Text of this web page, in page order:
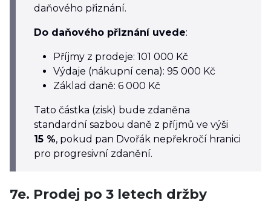
daňového přiznání.
Do daňového přiznání uvede:
Příjmy z prodeje: 101 000 Kč
Výdaje (nákupní cena): 95 000 Kč
Základ daně: 6 000 Kč
Tato částka (zisk) bude zdaněna
standardní sazbou daně z příjmů ve výši
15 %, pokud pan Dvořák nepřekročí hranici
pro progresivní zdanění.
7e. Prodej po 3 letech držby